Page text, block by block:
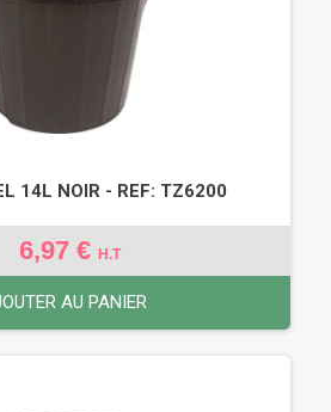
14L NOIR - REF: TZ6200
6,97 € H.T
AU PANIER